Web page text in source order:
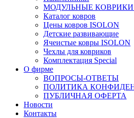
МОДУЛЬНЫЕ
Каталог ковров
Цены ковров ISOLON
Детские развивающие
Ячеистые ковры ISOLON
Чехлы для ковриков
Комплектация Special
О фирме
ВОПРОСЫ-ОТВЕТЫ
ПОЛИТИКА
ПУБЛИЧНАЯ ОФЕРТА
Новости
Контакты